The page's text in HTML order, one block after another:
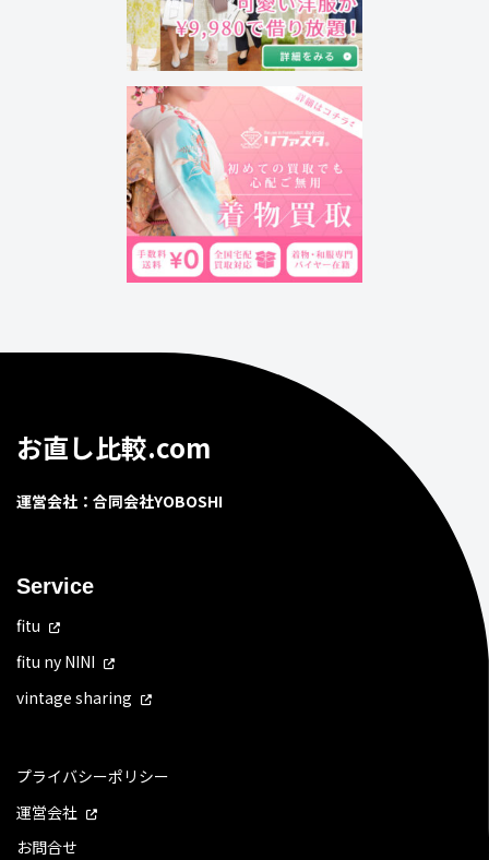
お直し比較.com
運営会社：合同会社YOBOSHI
Service
fitu
fitu ny NINI
vintage sharing
プライバシーポリシー
運営会社
お問合せ